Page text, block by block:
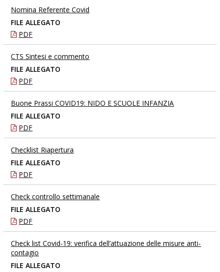
Nomina Referente Covid
FILE ALLEGATO
PDF
CTS Sintesi e commento
FILE ALLEGATO
PDF
Buone Prassi COVID19: NIDO E SCUOLE INFANZIA
FILE ALLEGATO
PDF
Checklist Riapertura
FILE ALLEGATO
PDF
Check controllo settimanale
FILE ALLEGATO
PDF
Check list Covid-19: verifica dell’attuazione delle misure anti-
contagio
FILE ALLEGATO